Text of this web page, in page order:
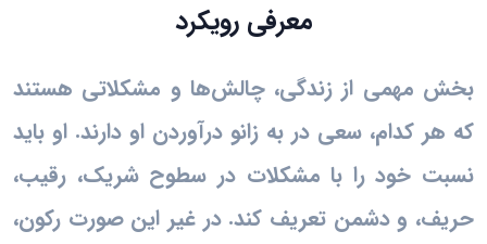
معرفی رویکرد
بخش مهمی از زندگی، چالش‌ها و مشکلاتی هستند
که هر کدام، سعی در به زانو درآوردن او دارند. او باید
نسبت خود را با مشکلات در سطوح شریک، رقیب،
حریف، و دشمن تعریف کند. در غیر این صورت رکون،